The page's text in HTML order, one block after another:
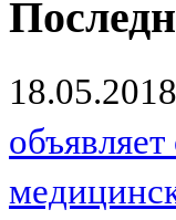
18.05.2018